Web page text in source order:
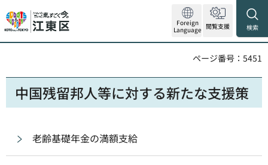
Foreign
Language 閲覧支援 検索
ページ番号：5451
中国残留邦人等に対する新たな支援策
老齢基礎年金の満額支給